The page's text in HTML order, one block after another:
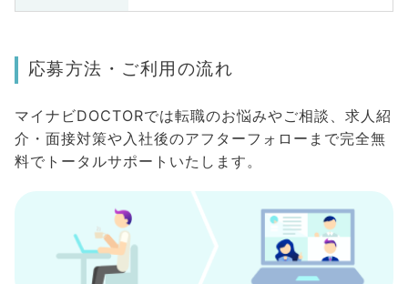
応募方法・ご利用の流れ
マイナビDOCTORでは転職のお悩みやご相談、求人紹
介・面接対策や入社後のアフターフォローまで完全無
料でトータルサポートいたします。